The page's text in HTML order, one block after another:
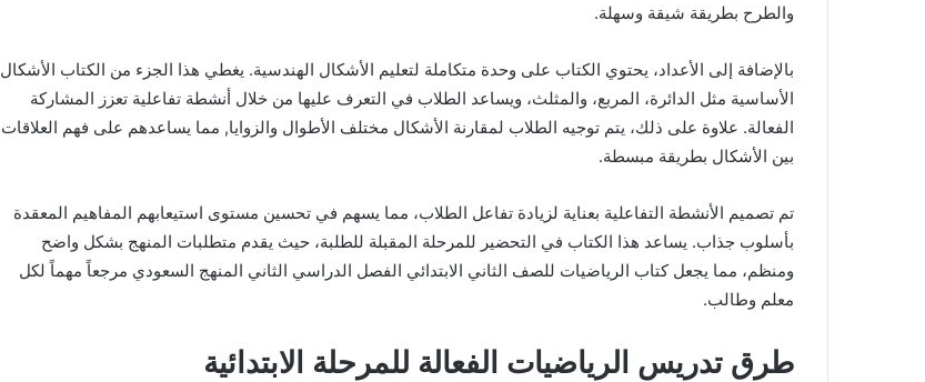
والطرح بطريقة شيقة وسهلة.
بالإضافة إلى الأعداد، يحتوي الكتاب على وحدة متكاملة لتعليم الأشكال الهندسية. يغطي هذا الجزء من الكتاب الأشكال
الأساسية مثل الدائرة، المربع، والمثلث، ويساعد الطلاب في التعرف عليها من خلال أنشطة تفاعلية تعزز المشاركة
الفعالة. علاوة على ذلك، يتم توجيه الطلاب لمقارنة الأشكال مختلف الأطوال والزوايا, مما يساعدهم على فهم العلاقات
بين الأشكال بطريقة مبسطة.
تم تصميم الأنشطة التفاعلية بعناية لزيادة تفاعل الطلاب، مما يسهم في تحسين مستوى استيعابهم المفاهيم المعقدة
بأسلوب جذاب. يساعد هذا الكتاب في التحضير للمرحلة المقبلة للطلبة، حيث يقدم متطلبات المنهج بشكل واضح
ومنظم، مما يجعل كتاب الرياضيات للصف الثاني الابتدائي الفصل الدراسي الثاني المنهج السعودي مرجعاً مهماً لكل
معلم وطالب.
طرق تدريس الرياضيات الفعالة للمرحلة الابتدائية